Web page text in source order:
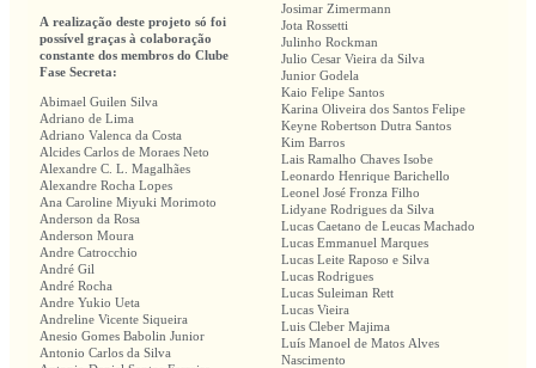
A realização deste projeto só foi
possível graças à colaboração
constante dos membros do Clube
Fase Secreta:
Abimael Guilen Silva
Adriano de Lima
Adriano Valenca da Costa
Alcides Carlos de Moraes Neto
Alexandre C. L. Magalhães
Alexandre Rocha Lopes
Ana Caroline Miyuki Morimoto
Anderson da Rosa
Anderson Moura
Andre Catrocchio
André Gil
André Rocha
Andre Yukio Ueta
Andreline Vicente Siqueira
Anesio Gomes Babolin Junior
Antonio Carlos da Silva
Josimar Zimermann
Jota Rossetti
Julinho Rockman
Julio Cesar Vieira da Silva
Junior Godela
Kaio Felipe Santos
Karina Oliveira dos Santos Felipe
Keyne Robertson Dutra Santos
Kim Barros
Lais Ramalho Chaves Isobe
Leonardo Henrique Barichello
Leonel José Fronza Filho
Lidyane Rodrigues da Silva
Lucas Caetano de Leucas Machado
Lucas Emmanuel Marques
Lucas Leite Raposo e Silva
Lucas Rodrigues
Lucas Suleiman Rett
Lucas Vieira
Luis Cleber Majima
Luís Manoel de Matos Alves
Nascimento